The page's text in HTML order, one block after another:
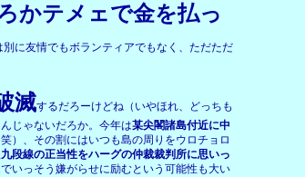
かテメェで金を払っ
に友情でもボランティアでもなく、ただただ
滅するだろーけどね（いやほれ、どっちも
じゃないだろか。今年は某尖閣諸島付近に中
）、その割にはいつも島の周りをウロチョロ
段線の正当性をハーグの仲裁裁判所に思いっ
いっそう嫌がらせに励むという可能性も大い